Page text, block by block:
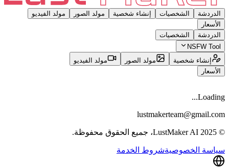
الدردشة الشخصيات إنشاء شخصية مولد الصور
مولد الفيديو
الأسعار
الدردشة
الشخصيات
NSFW Tool
إنشاء شخصية
مولد الصور
مولد الفيديو
الأسعار
Loading...
lustmakerteam@gmail.com
© 2025 LustMaker AI، جميع الحقوق محفوظة.
سياسة الخصوصيةشروط الخدمة